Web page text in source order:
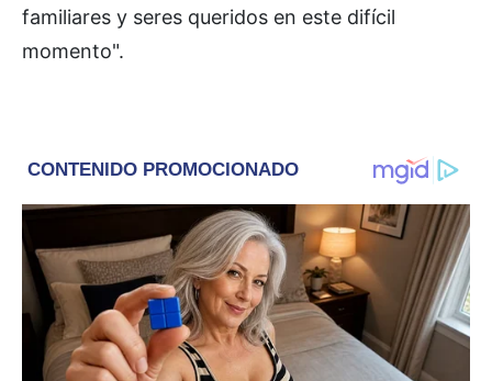
familiares y seres queridos en este difícil
momento".